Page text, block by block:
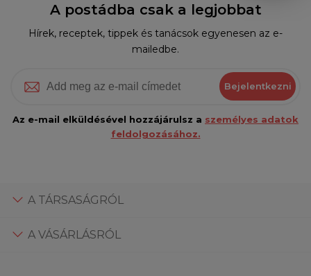
A postádba csak a legjobbat
Hírek, receptek, tippek és tanácsok egyenesen az e-
mailedbe.
Bejelentkezni
Az e-mail elküldésével hozzájárulsz a személyes adatok
feldolgozásához.
A TÁRSASÁGRÓL
A VÁSÁRLÁSRÓL